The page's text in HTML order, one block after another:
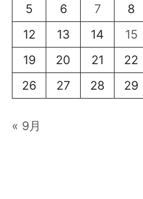
5
6 7 8
12
13 14 15
19
20 21 22
26
27 28 29
« 9月